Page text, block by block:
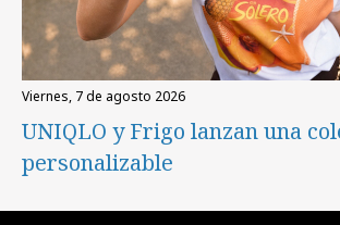
viernes, 7 de agosto 2026
UNIQLO y Frigo lanzan una
personalizable